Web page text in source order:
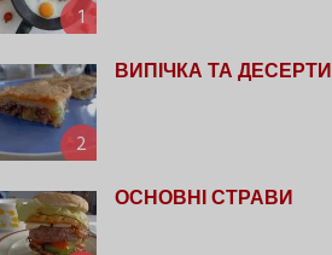
1
2
ВИПІЧКА ТА ДЕСЕРТИ
ОСНОВНІ СТРАВИ